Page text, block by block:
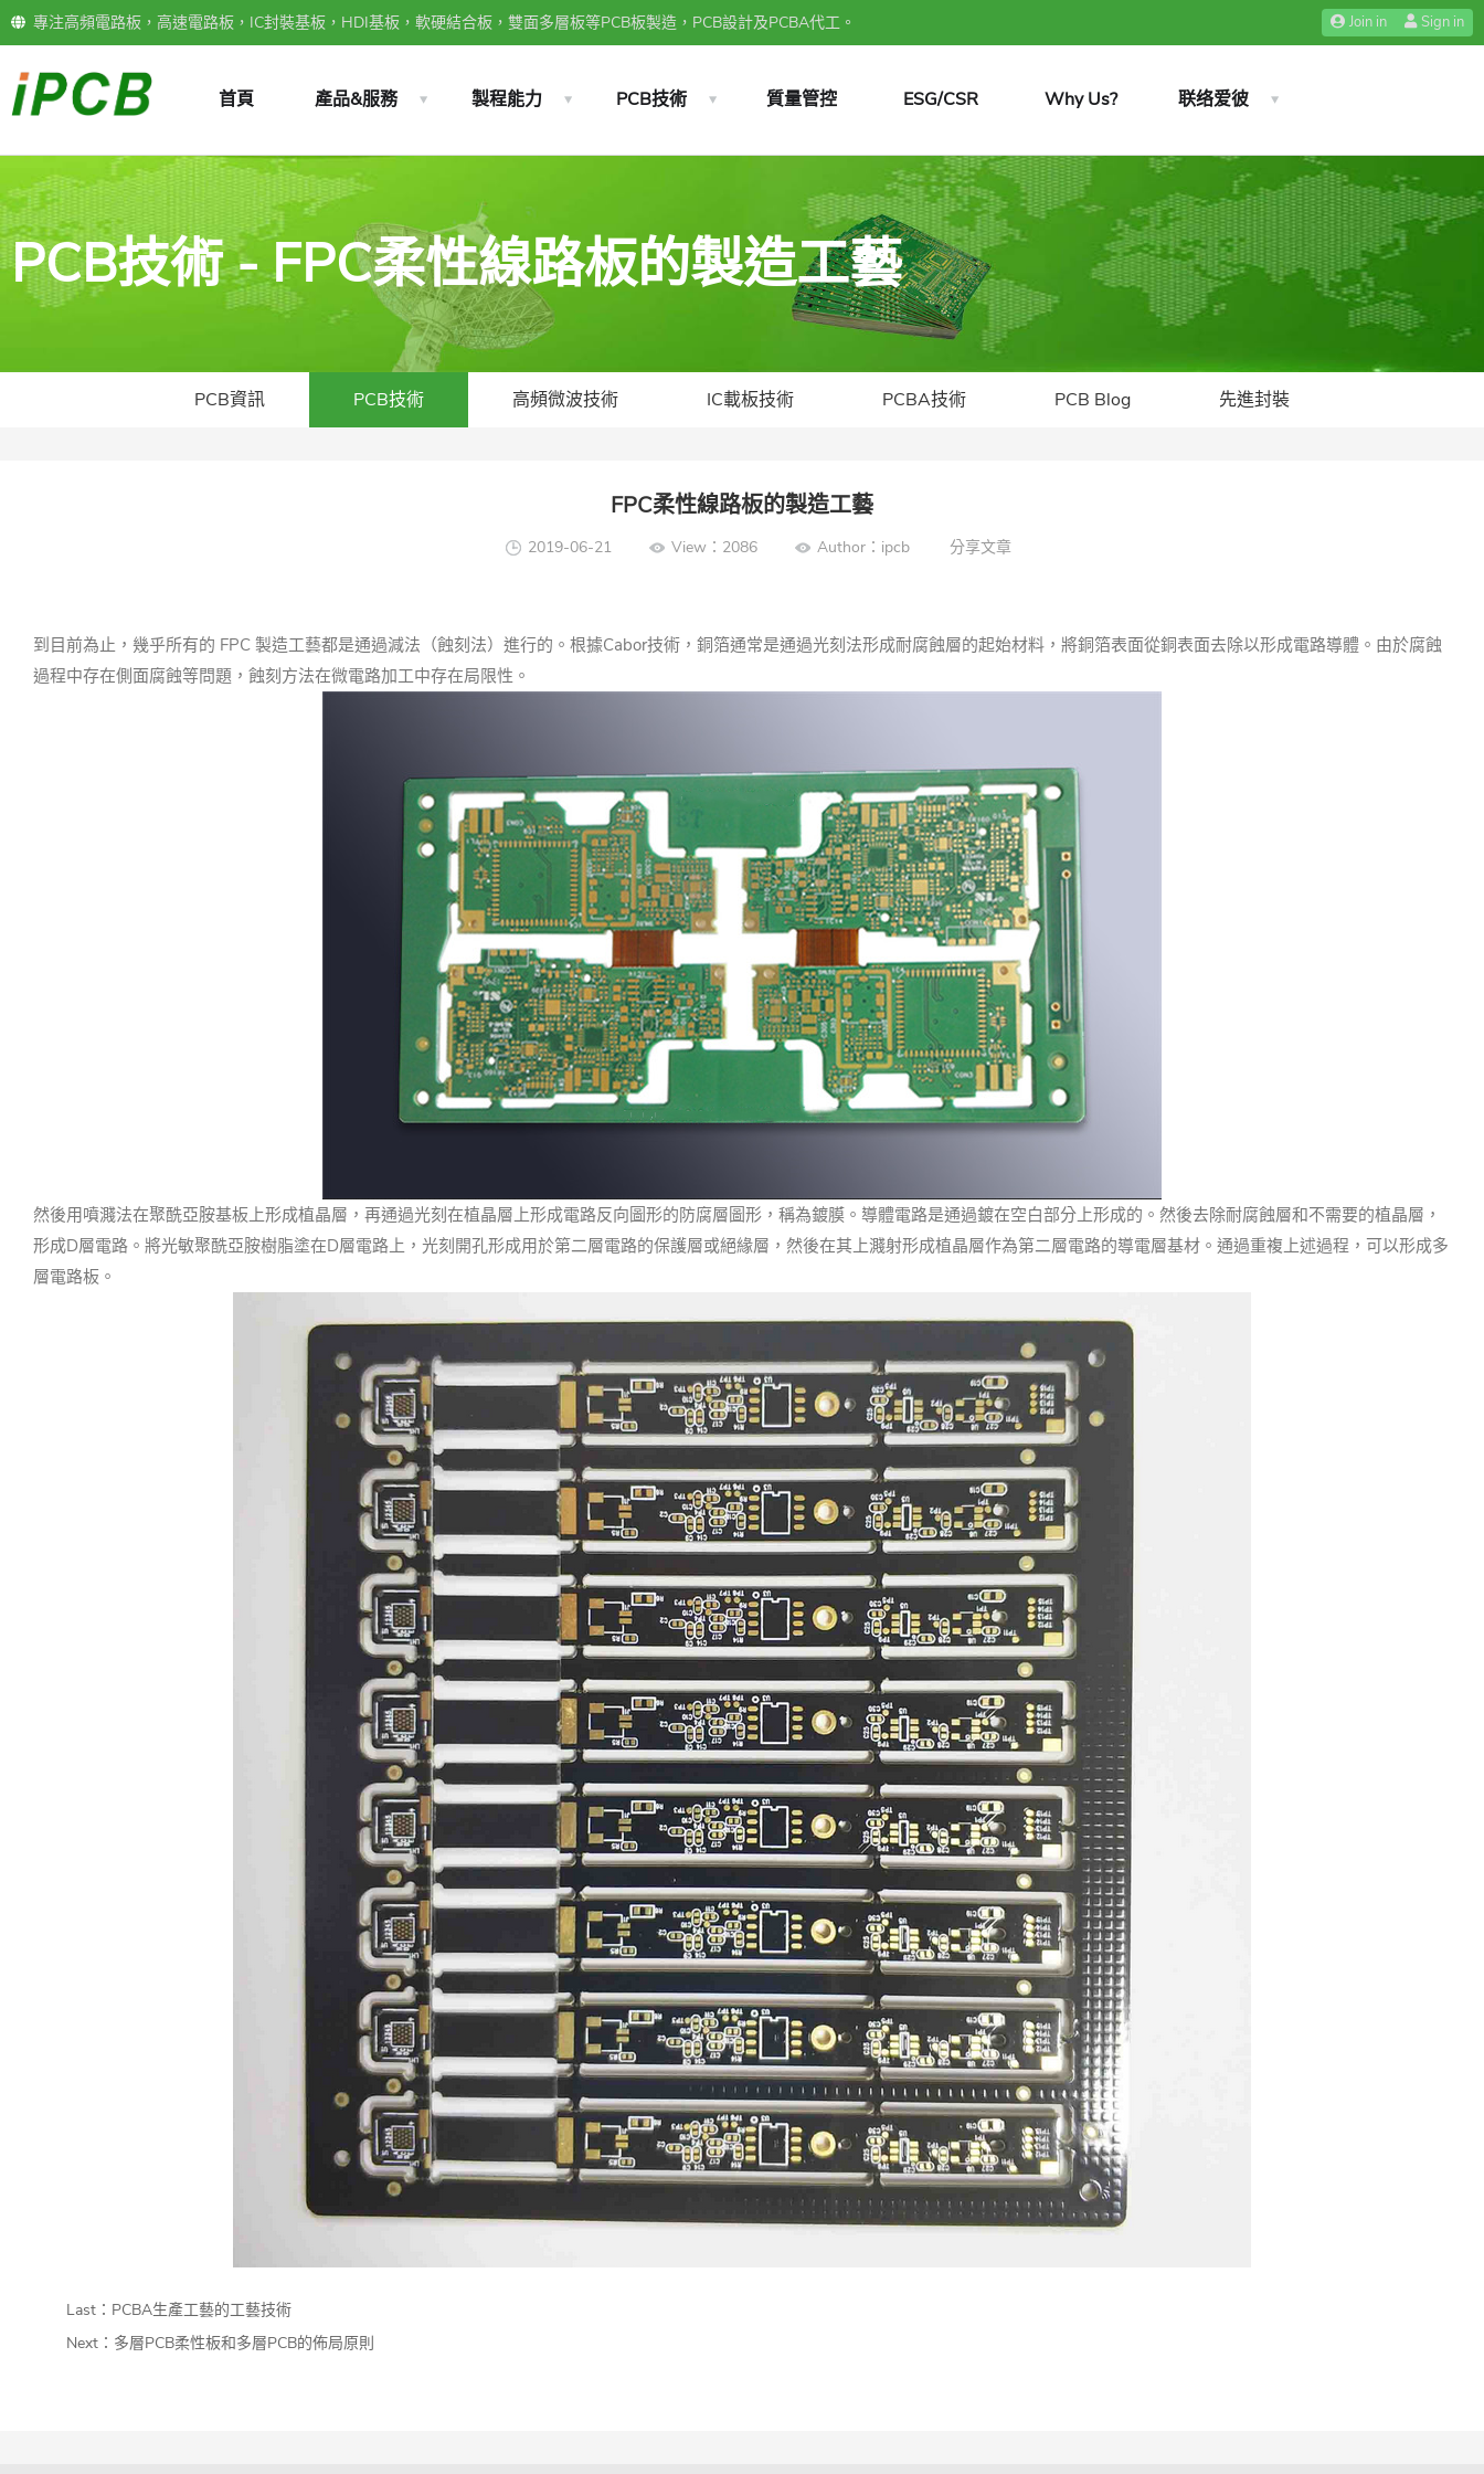
專注高頻電路板，高速電路板，IC封裝基板，HDI基板，軟硬結合板，雙面多層板等PCB板製造，PCB設計及PCBA代工。 Join in Sign in
首頁 產品&服務 製程能力 PCB技術 質量管控 ESG/CSR Why Us? 联络爱彼
PCB技術 - FPC柔性線路板的製造工藝
PCB資訊 PCB技術 高頻微波技術 IC載板技術 PCBA技術 PCB Blog 先進封裝​
FPC柔性線路板的製造工藝
2019-06-21 View：2086 Author：ipcb 分享文章
到目前為止，幾乎所有的 FPC 製造工藝都是通過減法（蝕刻法）進行的。 根據Cabor技術，銅箔通常是通過光刻法形成耐腐蝕層的起始材料，將銅箔表面從銅表面去除以形成電路導體。 由於腐蝕
過程中存在側面腐蝕等問題，蝕刻方法在微電路加工中存在局限性。
然後用噴濺法在聚酰亞胺基板上形成植晶層，再通過光刻在植晶層上形成電路反向圖形的防腐層圖形，稱為鍍膜。 導體電路是通過鍍在空白部分上形成的。 然後去除耐腐蝕層和不需要的植晶層，
形成D層電路。 將光敏聚酰亞胺樹脂塗在D層電路上，光刻開孔形成用於第二層電路的保護層或絕緣層，然後在其上濺射形成植晶層作為第二層電路的導電層基材。 通過重複上述過程，可以形成多
層電路板。
Last： PCBA生產工藝的工藝技術
Next： 多層PCB柔性板和多層PCB的佈局原則